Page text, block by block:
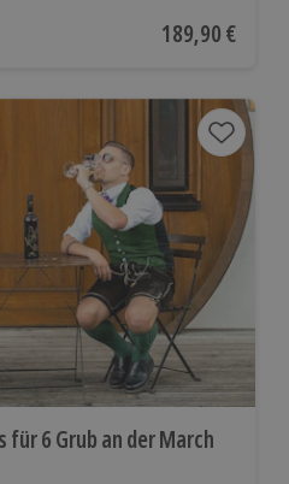
Aktueller Preis
189,90 €
6 Grub an der March